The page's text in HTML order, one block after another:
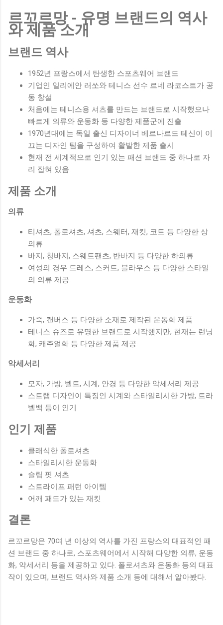
많을 수 밖에 없습니다. 다양한 상품들을 상세스펙 과 가격 을
꼼꼼히 비교해서 구매하실 수 있도록 순위 추천 해드릴게요. 특
태블릿 거치형 저소음 블루투스 키보드, BK-500SB, 일반형, 블
르꼬르망 - 유명 브랜드의 역사
와 제품 소개
브랜드 역사
1952년 프랑스에서 탄생한 스포츠웨어 브랜드
기업인 일리에안 러쏘와 테니스 선수 르네 라코스트가 공
동 창설
처음에는 테니스용 셔츠를 만드는 브랜드로 시작했으나
빠르게 의류와 운동화 등 다양한 제품군에 진출
1970년대에는 독일 출신 디자이너 베르나르드 테신이 이
끄는 디자인 팀을 구성하여 활발한 제품 출시
현재 전 세계적으로 인기 있는 패션 브랜드 중 하나로 자
리 잡혀 있음
제품 소개
의류
티셔츠, 폴로셔츠, 셔츠, 스웨터, 재킷, 코트 등 다양한 상
의류
바지, 청바지, 스웨트팬츠, 반바지 등 다양한 하의류
여성의 경우 드레스, 스커트, 블라우스 등 다양한 스타일
의 의류 제공
운동화
가죽, 캔버스 등 다양한 소재로 제작된 운동화 제품
테니스 슈즈로 유명한 브랜드로 시작했지만, 현재는 런닝
화, 캐주얼화 등 다양한 제품 제공
악세서리
모자, 가방, 벨트, 시계, 안경 등 다양한 악세서리 제공
스트랩 디자인이 특징인 시계와 스타일리시한 가방, 트라
벨백 등이 인기
인기 제품
클래식한 폴로셔츠
스타일리시한 운동화
슬림 핏 셔츠
스트라이프 패턴 아이템
어깨 패드가 있는 재킷
결론
르꼬르망은 70여 년 이상의 역사를 가진 프랑스의 대표적인 패
션 브랜드 중 하나로, 스포츠웨어에서 시작해 다양한 의류, 운동
화, 악세서리 등을 제공하고 있다. 폴로셔츠와 운동화 등의 대표
작이 있으며, 브랜드 역사와 제품 소개 등에 대해서 알아봤다.